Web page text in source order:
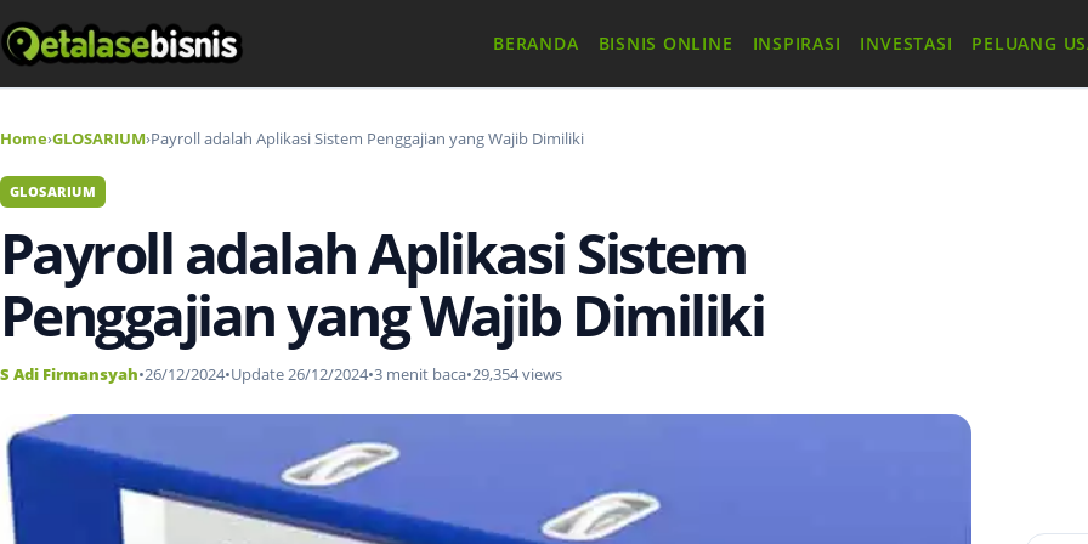
BERANDA BISNIS ONLINE INSPIRASI INVESTASI PELUANG
Home›GLOSARIUM›Payroll adalah Aplikasi Sistem Penggajian yang Wajib Dimiliki
GLOSARIUM
Payroll adalah Aplikasi Sistem
Penggajian yang Wajib Dimiliki
S Adi Firmansyah•26/12/2024•Update 26/12/2024•3 menit baca•29,354 views